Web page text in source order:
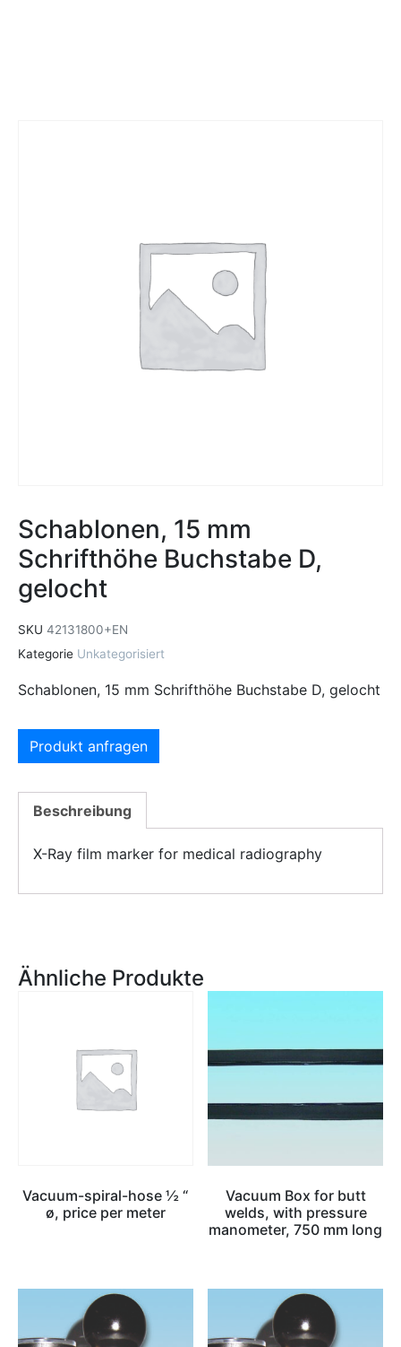
Schablonen, 15 mm
Schrifthöhe Buchstabe D,
gelocht
SKU 42131800+EN
Kategorie Unkategorisiert
Schablonen, 15 mm Schrifthöhe Buchstabe D, gelocht
Produkt anfragen
Beschreibung
X-Ray film marker for medical radiography
Ähnliche Produkte
Vacuum-spiral-hose ½ “
ø, price per meter
Vacuum Box for butt
welds, with pressure
manometer, 750 mm long